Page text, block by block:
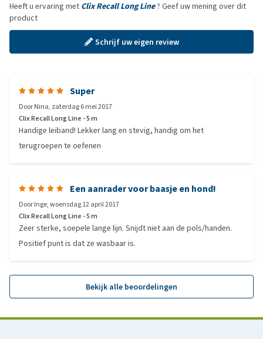
Heeft u ervaring met Clix Recall Long Line? Geef uw mening over dit
product
Schrijf uw eigen review
Super
DoorNina, zaterdag 6 mei 2017
Clix Recall Long Line - 5 m
Handige leiband! Lekker lang en stevig, handig om het
terugroepen te oefenen
Een aanrader voor baasje en hond!
DoorInge,woensdag 12 april 2017
Clix Recall Long Line - 5 m
Zeer sterke, soepele lange lijn. Snijdt niet aan de pols/handen.
Positief punt is dat ze wasbaar is.
Bekijk alle beoordelingen